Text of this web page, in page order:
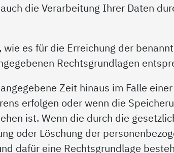
die Verarbeitung Ihrer Daten
es für die Erreichung der
Rechtsgrundlagen
Zeit hinaus im Falle
erfolgen oder wenn die
ist. Wenn die durch die
oder Löschung der
dafür eine Rechtsgrundlage